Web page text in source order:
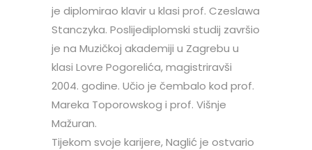
je diplomirao klavir u klasi prof. Czeslawa
Stanczyka. Poslijediplomski studij završio
je na Muzičkoj akademiji u Zagrebu u
klasi Lovre Pogorelića, magistriravši
2004. godine. Učio je čembalo kod prof.
Mareka Toporowskog i prof. Višnje
Mažuran.
Tijekom svoje karijere, Naglić je ostvario